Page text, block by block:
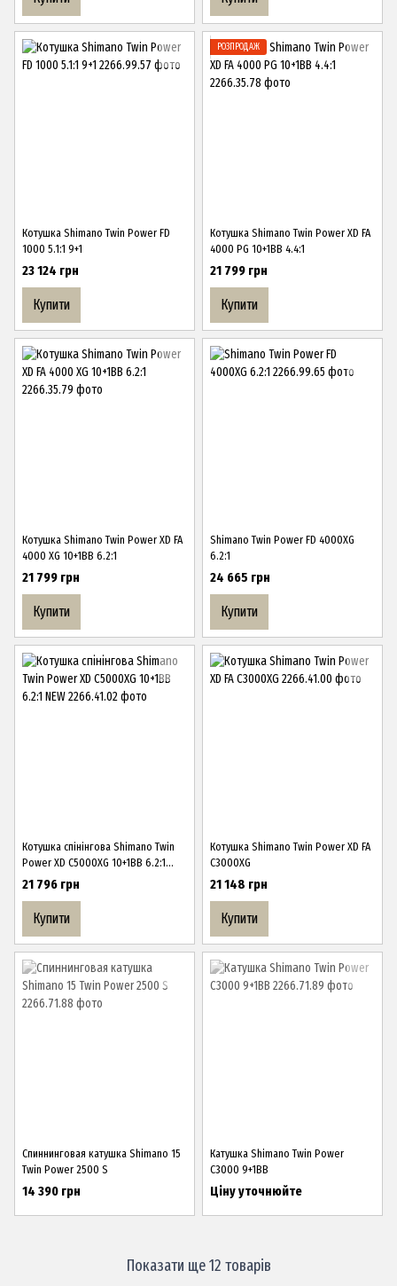
Котушка Shimano Twin Power FD
1000 5.1:1 9+1
23 124 грн
Купити
РОЗПРОДАЖ
Котушка Shimano Twin Power XD FA
4000 PG 10+1BB 4.4:1
21 799 грн
Купити
Котушка Shimano Twin Power XD FA
4000 XG 10+1BB 6.2:1
21 799 грн
Купити
Shimano Twin Power FD 4000XG
6.2:1
24 665 грн
Купити
Котушка спінінгова Shimano Twin
Power XD C5000XG 10+1BB 6.2:1
NEW
21 796 грн
Купити
Котушка Shimano Twin Power XD FA
C3000XG
21 148 грн
Купити
Спиннинговая катушка Shimano 15
Twin Power 2500 S
14 390 грн
Катушка Shimano Twin Power
C3000 9+1BB
Ціну уточнюйте
Показати ще 12 товарів